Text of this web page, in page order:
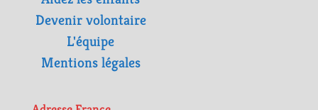
Devenir volontaire
L'équipe
Mentions légales